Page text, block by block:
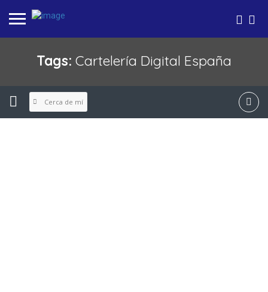
Tags: Cartelería Digital España
Cerca de mí